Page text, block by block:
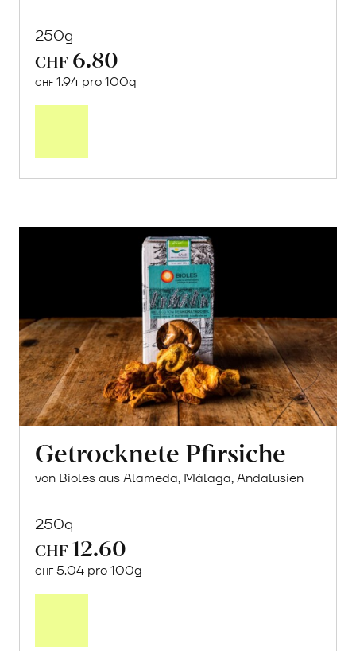
250g
CHF 6.80
CHF 1.94 pro 100g
Getrocknete Pfirsiche
von Bioles aus Alameda, Málaga, Andalusien
250g
CHF 12.60
CHF 5.04 pro 100g